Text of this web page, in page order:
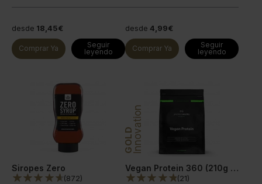
desde 18,45€
Comprar Ya
Seguir
leyendo
desde 4,99€
Comprar Ya
Seguir
leyendo
Siropes Zero
(872)
GOLDInnovation
Vegan Protein 360 (210g = 7 Raciones)
(21)